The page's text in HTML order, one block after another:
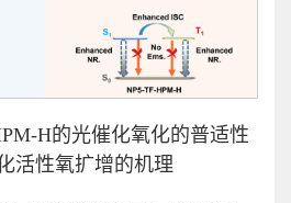
H的光催化氧化的普适性
活性氧扩增的机理